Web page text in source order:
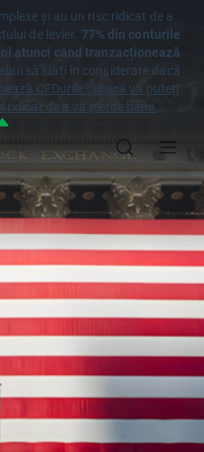
și au un risc ridicat de a
de levier. 77% din conturile
atunci când tranzacționează
să luați în considerare dacă
CFDurile și dacă vă puteți
ridicat de a vă pierde banii.